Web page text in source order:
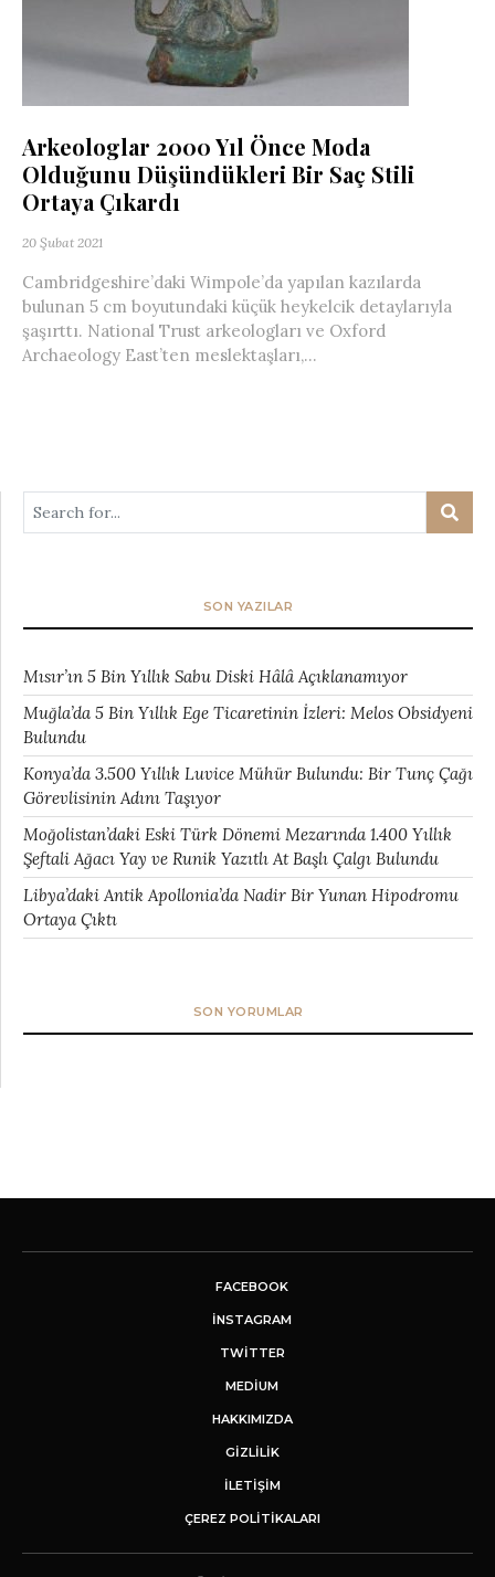
Arkeologlar 2000 Yıl Önce Moda
Olduğunu Düşündükleri Bir Saç Stili
Ortaya Çıkardı
20 Şubat 2021
Cambridgeshire’daki Wimpole’da yapılan kazılarda
bulunan 5 cm boyutundaki küçük heykelcik detaylarıyla
şaşırttı. National Trust arkeologları ve Oxford
Archaeology East’ten meslektaşları,...
SON YAZILAR
Mısır’ın 5 Bin Yıllık Sabu Diski Hâlâ Açıklanamıyor
Muğla’da 5 Bin Yıllık Ege Ticaretinin İzleri: Melos Obsidyeni
Bulundu
Konya’da 3.500 Yıllık Luvice Mühür Bulundu: Bir Tunç Çağı
Görevlisinin Adını Taşıyor
Moğolistan’daki Eski Türk Dönemi Mezarında 1.400 Yıllık
Şeftali Ağacı Yay ve Runik Yazıtlı At Başlı Çalgı Bulundu
Libya’daki Antik Apollonia’da Nadir Bir Yunan Hipodromu
Ortaya Çıktı
SON YORUMLAR
FACEBOOK
INSTAGRAM
TWITTER
MEDIUM
HAKKIMIZDA
GİZLİLİK
İLETIŞIM
ÇEREZ POLITIKALARI